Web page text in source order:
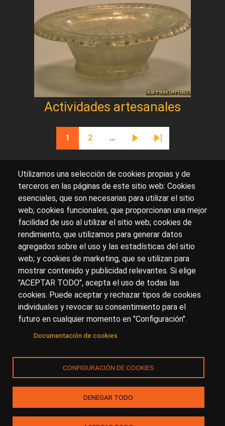
Actividades artesanales
Paginación
Página actual
1
Página
2 …
Siguiente página
Última página
Sobre artehistoria.com
Para ponerte en contacto con nosotros, escríbenos en
el formulario decontacto
Accesibilidad
Aviso Legal Privacidad
Utilizamos una selección de cookies propias y de
terceros en las páginas de este sitio web: Cookies
esenciales, que son necesarias para utilizar el sitio
web; cookies funcionales, que proporcionan una mejor
facilidad de uso al utilizar el sitio web; cookies de
rendimiento, que utilizamos para generar datos
agregados sobre el uso y las estadísticas del sitio
web; y cookies de marketing, que se utilizan para
mostrar contenido y publicidad relevantes. Si elige
"ACEPTAR TODO", acepta el uso de todas las
cookies. Puede aceptar y rechazar tipos de cookies
individuales y revocar su consentimiento para el
futuro en cualquier momento en "Configuración".
Documentación de cookies
CONFIGURACIÓN DE COOKIES
DENEGAR TODO
© Copyright 2017.arteHistoria&Toools, S.Lo sus
licenciantes son los propietarios de todos los derechos
de propiedad intelectual e industrial de:
(a) este sitio web publicado bajo el dominio
(b) todo el material publicado en artehistoria.com
(incluyendo, sin limitación, textos, imágenes, fotografías,
dibujos, música, marcas o logotipos, estructura y diseño
de la composición de cada una de las páginas
individuales que componen la totalidad del sitio,
combinaciones de colores, códigos fuentes de los
programas que generan la composición de las páginas,